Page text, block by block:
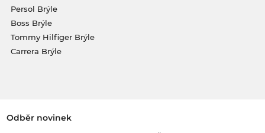
Persol Brýle
Boss Brýle
Tommy Hilfiger Brýle
Carrera Brýle
Odběr novinek